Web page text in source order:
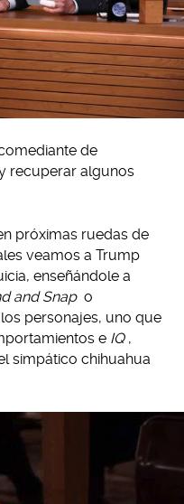
de
recuperar algunos
próximas ruedas de
veamos a Trump
enseñándole a
and Snap o
personajes, uno que
e IQ ,
simpático chihuahua